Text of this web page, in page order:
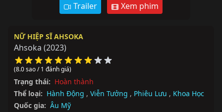
Trailer Xem phim
NỮ HIỆP SĨ AHSOKA
Ahsoka (2023)
(8.0 sao / 1 đánh giá)
Trạng thái: Hoàn thành
Thể loại: Hành Động , Viễn Tưởng , Phiêu Lưu , Khoa Học
Quốc gia: Âu Mỹ